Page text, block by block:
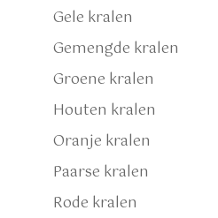
Gele kralen
Gemengde kralen
Groene kralen
Houten kralen
Oranje kralen
Paarse kralen
Rode kralen